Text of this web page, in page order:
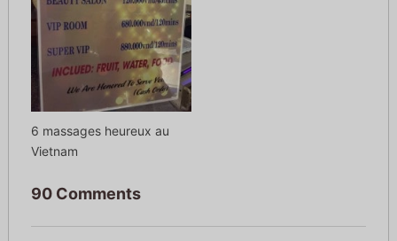
6 massages heureux au
Vietnam
90 Comments